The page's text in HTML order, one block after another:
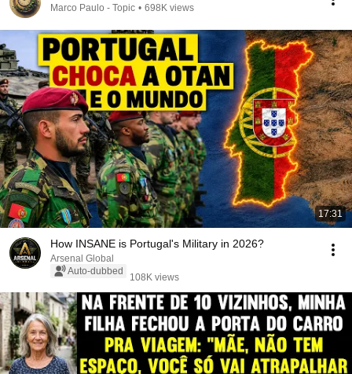
Marco Paulo - Topic • 698K views
17:31
How INSANE is Portugal's Military in 2026?
Arsenal Global
Auto-dubbed
108K views